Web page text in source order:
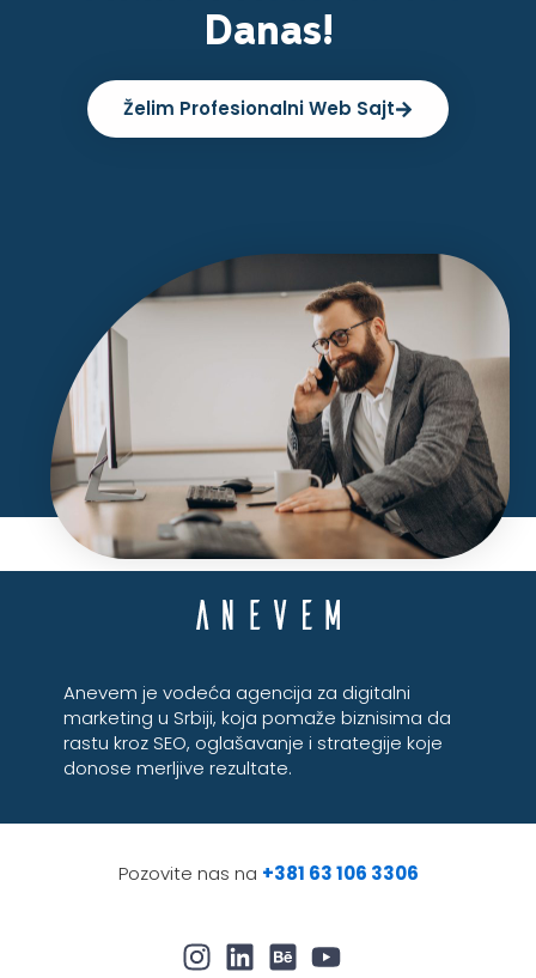
Danas!
Želim Profesionalni Web Sajt
Anevem je vodeća agencija za digitalni
marketing u Srbiji, koja pomaže biznisima da
rastu kroz SEO, oglašavanje i strategije koje
donose merljive rezultate.
Pozovite nas na +381 63 106 3306